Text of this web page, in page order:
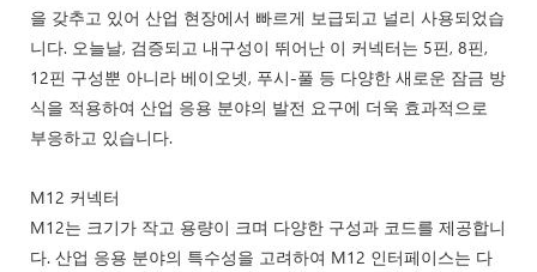
을 갖추고 있어 산업 현장에서 빠르게 보급되고 널리 사용되었습
니다. 오늘날, 검증되고 내구성이 뛰어난 이 커넥터는 5핀, 8핀,
12핀 구성뿐 아니라 베이오넷, 푸시-풀 등 다양한 새로운 잠금 방
식을 적용하여 산업 응용 분야의 발전 요구에 더욱 효과적으로
부응하고 있습니다.
M12 커넥터
M12는 크기가 작고 용량이 크며 다양한 구성과 코드를 제공합니
다. 산업 응용 분야의 특수성을 고려하여 M12 인터페이스는 다